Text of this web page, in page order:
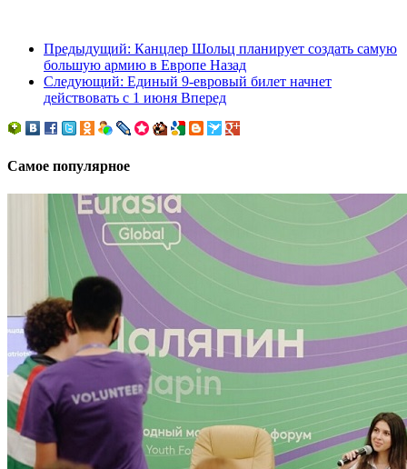
Предыдущий: Канцлер Шольц планирует создать самую
большую армию в Европе Назад
Следующий: Единый 9-евровый билет начнет
действовать с 1 июня Вперед
Самое популярное